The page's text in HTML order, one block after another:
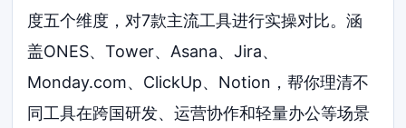
度五个维度，对7款主流工具进行实操对比。涵
盖ONES、Tower、Asana、Jira、
Monday.com、ClickUp、Notion，帮你理清不
同工具在跨国研发、运营协作和轻量办公等场景